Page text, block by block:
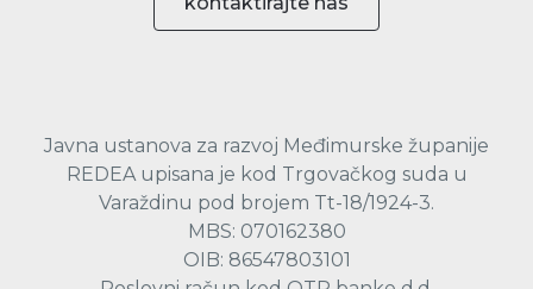
Javna ustanova za razvoj Međimurske županije
REDEA upisana je kod Trgovačkog suda u
Varaždinu pod brojem Tt-18/1924-3.
MBS: 070162380
OIB: 86547803101